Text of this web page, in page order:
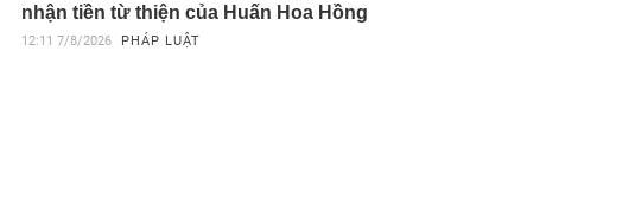
nhận tiền từ thiện của Huấn Hoa Hồng
12:11 7/8/2026 PHÁP LUẬT